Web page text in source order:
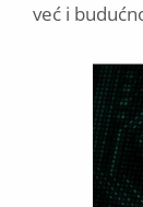
već i